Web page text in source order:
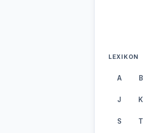
LEXIKON
A B
J K
S T